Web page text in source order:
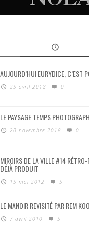
AUJOURD’HUI EURYDICE, C’EST
25 avril 2018 0
LE PAYSAGE TEMPS
20 novembre 2018 0
MIROIRS DE LA VILLE #14 RÉTRO-
DÉJÀ PRODUIT
15 mai 2012 5
LE MANOIR REVISITÉ PAR REM
7 avril 2010 5